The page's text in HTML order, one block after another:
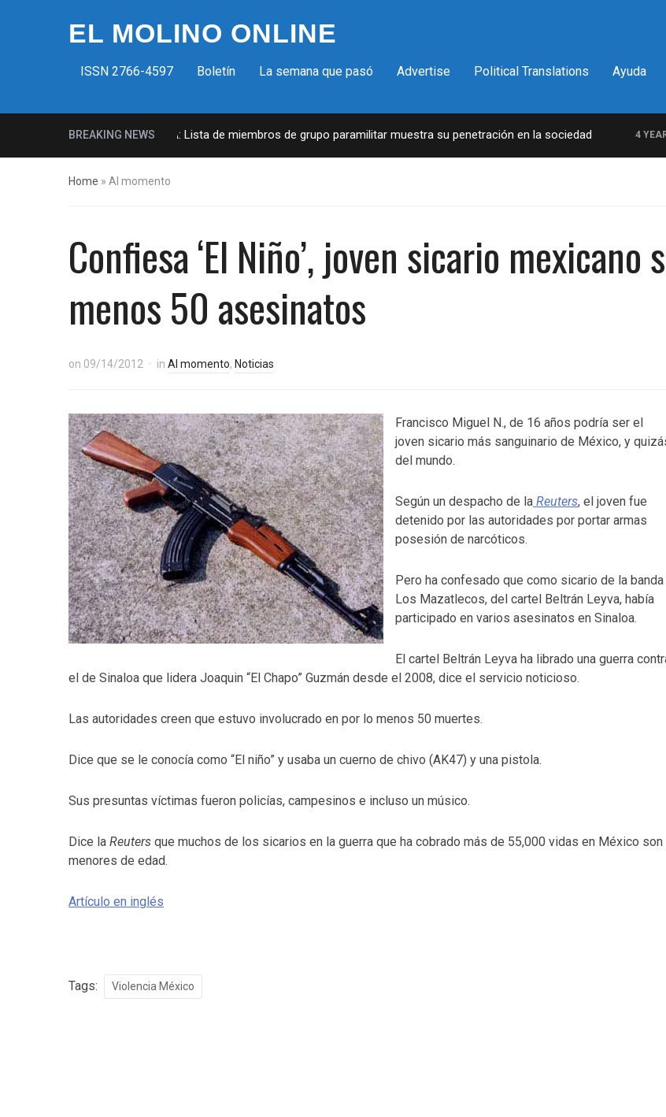
EL MOLINO ONLINE
ISSN 2766-4597 Boletín La semana que pasó Advertise Political Translations Ayuda
BREAKING NEWS
Milicias fascistas en EUA: Lista de miembros de grupo paramilitar muestra su penetración en la sociedad 4 YEARS
Home » Al momento
Confiesa ‘El Niño’, joven sicario
menos 50 asesinatos
on 09/14/2012 in Al momento, Noticias
Francisco Miguel N., de 16 años podría ser el
joven sicario más sanguinario de México, y
del mundo.
Según un despacho de la Reuters, el joven fue
detenido por las autoridades por portar armas
posesión de narcóticos.
Pero ha confesado que como sicario de la banda
Los Mazatlecos, del cartel Beltrán Leyva, había
participado en varios asesinatos en Sinaloa.
El cartel Beltrán Leyva ha librado una guerra
el de Sinaloa que lidera Joaquin “El Chapo” Guzmán desde el 2008, dice el servicio noticioso.
Las autoridades creen que estuvo involucrado en por lo menos 50 muertes.
Dice que se le conocía como “El niño” y usaba un cuerno de chivo (AK47) y una pistola.
Sus presuntas víctimas fueron policías, campesinos e incluso un músico.
Dice la Reuters que muchos de los sicarios en la guerra que ha cobrado más de 55,000 vidas en México son
menores de edad.
Artículo en inglés
Tags: Violencia México